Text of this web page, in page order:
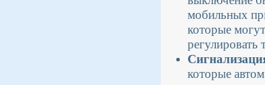
мобильных
которые
регулировать
которые